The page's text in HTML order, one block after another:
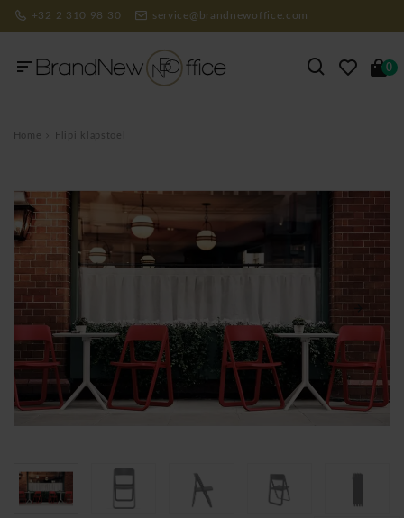
+32 2 310 98 30 service@brandnewoffice.com
0
Home Flipi klapstoel